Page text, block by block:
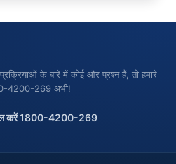
के बारे में कोई और प्रश्न हैं, तो हमारे
4200-269 अभी!
करें 1800-4200-269